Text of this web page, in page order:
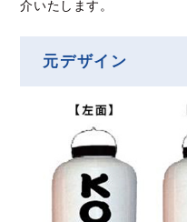
介いたします。
元デザイン